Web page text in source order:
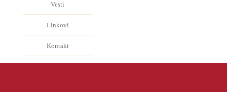
Vesti
Linkovi
Kontakt